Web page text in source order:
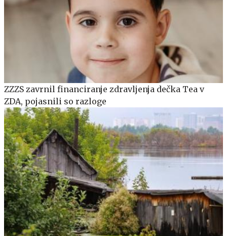
ZZZS zavrnil financiranje zdravljenja dečka Tea v
ZDA, pojasnili so razloge